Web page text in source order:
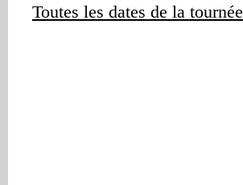
Toutes les dates de la tournée